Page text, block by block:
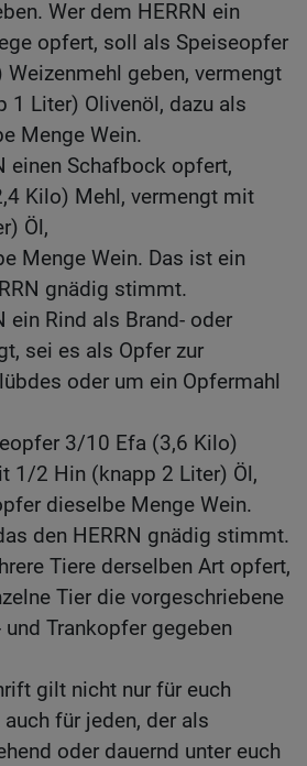
Wer dem HERRN ein
opfert, soll als Speiseopfer
geben, vermengt
Liter) Olivenöl, dazu als
Menge Wein.
einen Schafbock opfert,
Kilo) Mehl, vermengt mit
Öl,
Menge Wein. Das ist ein
gnädig stimmt.
ein Rind als Brand- oder
sei es als Opfer zur
oder um ein Opfermahl
3/10 Efa (3,6 Kilo)
1/2 Hin (knapp 2 Liter) Öl,
dieselbe Menge Wein.
den HERRN gnädig stimmt.
Tiere derselben Art opfert,
Tier die vorgeschriebene
Trankopfer gegeben
gilt nicht nur für euch
für jeden, der als
oder dauernd unter euch